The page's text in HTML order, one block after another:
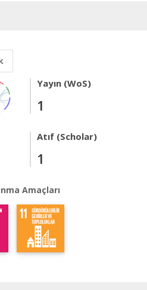
Yayın (WoS)
1
Atıf (Scholar)
1
Amaçları